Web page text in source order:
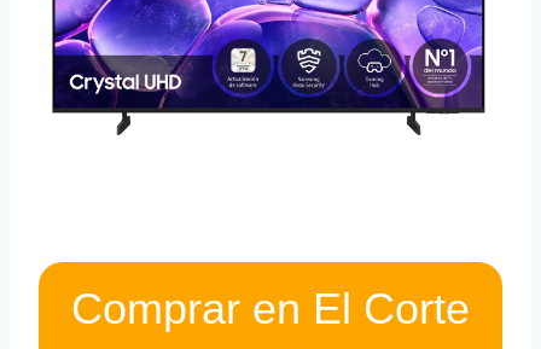
Comprar en El Corte